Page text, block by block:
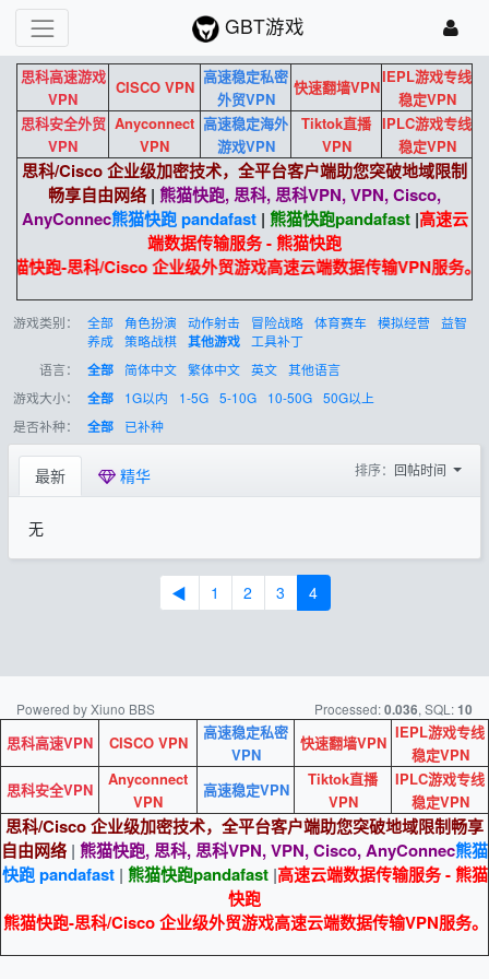
GBT游戏
思科高速游戏
VPN
CISCO VPN
高速稳定私密
外贸VPN
快速翻墙VPN
IEPL游戏专线
稳定VPN
思科安全外贸
VPN
Anyconnect
VPN
高速稳定海外
游戏VPN
Tiktok直播
VPN
IPLC游戏专线
稳定VPN
思科/Cisco 企业级加密技术，全平台客户端助您突破地域限制
畅享自由网络 | 熊猫快跑, 思科, 思科VPN, VPN, Cisco,
AnyConnec熊猫快跑 pandafast| 熊猫快跑pandafast|高速云
端数据传输服务 - 熊猫快跑
猫快跑-思科/Cisco 企业级外贸游戏高速云端数据传输VPN服务。
游戏类别： 全部 角色扮演 动作射击 冒险战略 体育赛车 模拟经营 益智
养成 策略战棋 其他游戏
工具补丁
语言：
全部 简体中文 繁体中文 英文 其他语言
游戏大小：
全部 1G以内 1-5G 5-10G 10-50G 50G以上
是否补种：
全部 已补种
最新 精华 排序： 回帖时间
无
◀ 1 2 3 4
Powered by Xiuno BBS Processed:0.036, SQL:10
思科高速VPN CISCO VPN
高速稳定私密
VPN
快速翻墙VPN
IEPL游戏专线
稳定VPN
思科安全VPN
Anyconnect
VPN
高速稳定VPN
Tiktok直播
VPN
IPLC游戏专线
稳定VPN
思科/Cisco 企业级加密技术，全平台客户端助您突破地域限制畅享
自由网络 | 熊猫快跑, 思科, 思科VPN, VPN, Cisco, AnyConnec熊猫
快跑 pandafast| 熊猫快跑pandafast|高速云端数据传输服务 - 熊猫
快跑
熊猫快跑-思科/Cisco 企业级外贸游戏高速云端数据传输VPN服务。